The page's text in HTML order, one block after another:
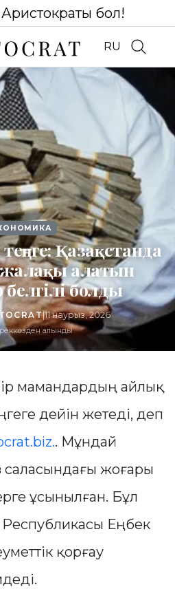
Аристократы бол!
RU
Қазақстанда
алатын
болды
|11 наурыз, 2026
алынды
мамандардың айлық
дейін жетеді, деп
. Мұндай
саласындағы жоғары
ұсынылған. Бұл
Республикасы Еңбек
қорғау